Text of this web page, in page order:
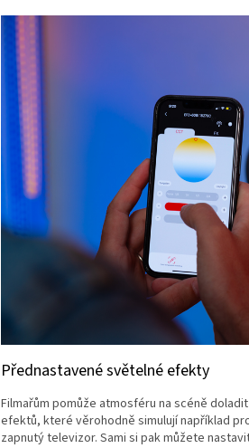
Přednastavené světelné efekty
Filmařům pomůže atmosféru na scéně
efektů, které věrohodně simulují například
zapnutý televizor. Sami si pak můžete